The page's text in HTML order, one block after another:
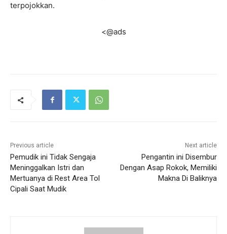
terpojokkan.
<@ads
Previous article
Pemudik ini Tidak Sengaja
Meninggalkan Istri dan
Mertuanya di Rest Area Tol
Cipali Saat Mudik
Next article
Pengantin ini Disembur
Dengan Asap Rokok, Memiliki
Makna Di Baliknya